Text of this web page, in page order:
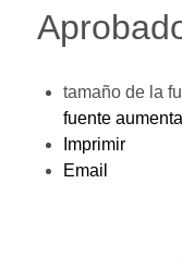
tamaño de la
fuente
Imprimir
Email